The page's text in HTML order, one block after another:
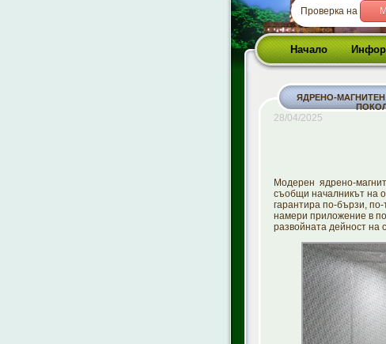
Проверка на
Начало
ЯДРЕНО-
28/04/2025
Модерен ядрено-
съобщи началникът на
гарантира по-бързи,
намери приложение в
развойната дейност на